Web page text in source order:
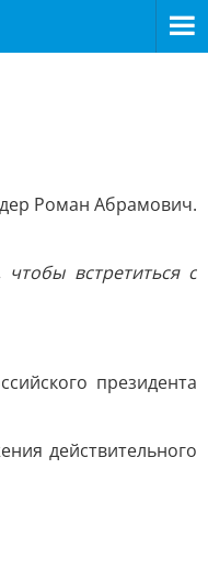
Роман Абрамович.
встретиться с
президента
действительного